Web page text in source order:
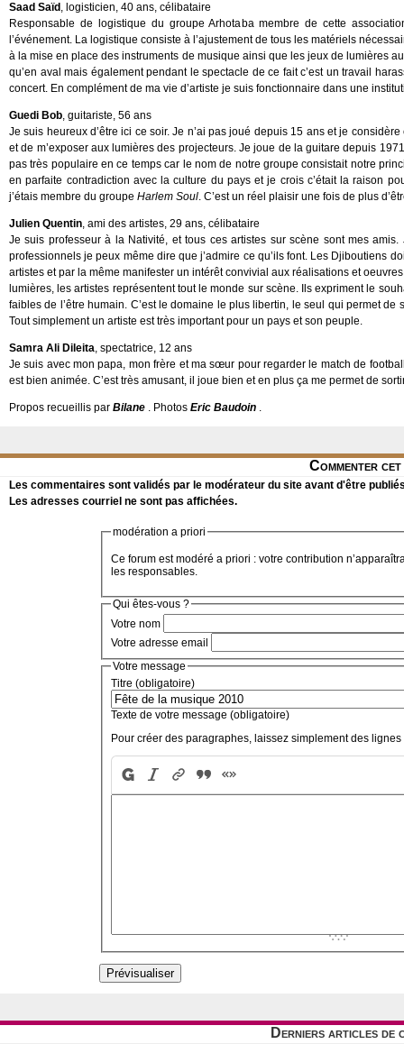
Saad Saïd , logisticien, 40 ans, célibataire
Responsable de logistique du groupe Arhotaba membre de cette
l’événement. La logistique consiste à l’ajustement de tous les matériels
à la mise en place des instruments de musique ainsi que les jeux de lumières
qu’en aval mais également pendant le spectacle de ce fait c’est un travail
concert. En complément de ma vie d’artiste je suis fonctionnaire dans une
Guedi Bob, guitariste, 56 ans
Je suis heureux d’être ici ce soir. Je n’ai pas joué depuis 15 ans et je
et de m’exposer aux lumières des projecteurs. Je joue de la guitare depuis
pas très populaire en ce temps car le nom de notre groupe consistait notre
en parfaite contradiction avec la culture du pays et je crois c’était la raison
j’étais membre du groupe Harlem Soul. C’est un réel plaisir une fois de plus
Julien Quentin, ami des artistes, 29 ans, célibataire
Je suis professeur à la Nativité, et tous ces artistes sur scène sont mes
professionnels je peux même dire que j’admire ce qu’ils font. Les Djiboutiens
artistes et par la même manifester un intérêt convivial aux réalisations et
lumières, les artistes représentent tout le monde sur scène. Ils expriment le
faibles de l’être humain. C’est le domaine le plus libertin, le seul qui permet
Tout simplement un artiste est très important pour un pays et son peuple.
Samra Ali Dileita, spectatrice, 12 ans
Je suis avec mon papa, mon frère et ma sœur pour regarder le match de
est bien animée. C’est très amusant, il joue bien et en plus ça me permet de
Propos recueillis par Bilane . Photos Eric Baudoin .
Commenter
Les commentaires sont validés par le modérateur du site avant d'être
Les adresses courriel ne sont pas affichées.
modération a priori
Ce forum est modéré a priori : votre contribution
les responsables.
Qui êtes-vous ?
Votre nom
Votre adresse email
Votre message
Titre (obligatoire)
Texte de votre message (obligatoire)
Pour créer des paragraphes, laissez simplement des lignes
Derniers articles de